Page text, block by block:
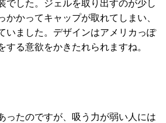
でした。ジェルを取り出すのが少し
かかってキャップが取れてしまい、
いました。デザインはアメリカっぽ
する意欲をかきたれられますね。
ったのですが、吸う力が弱い人には